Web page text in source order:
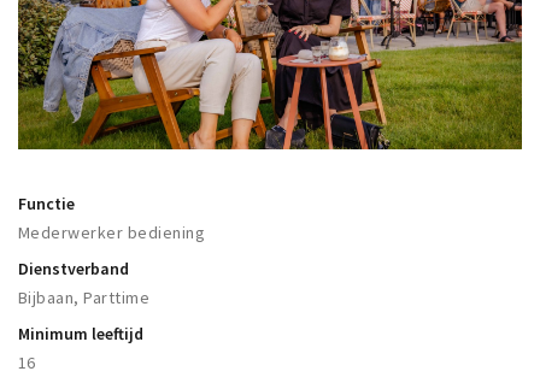
Winkelgebieden
Parkeren
Bezienswaardigheden
Uitjes & activiteiten
Toeristische routes
Natuurgebieden
Baroniepoorten
Sport
Functie
Mederwerker bediening
Dienstverband
Bijbaan, Parttime
Minimum leeftijd
16